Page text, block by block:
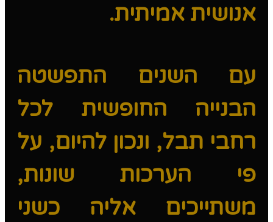
אנושית אמיתית.
עם השנים התפשטה
הבנייה החופשית לכל
רחבי תבל, ונכון להיום, על
פי הערכות שונות,
משתייכים אליה כשני